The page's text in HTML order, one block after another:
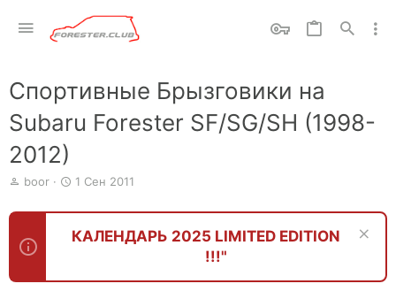
Спортивные Брызговики на
Subaru Forester SF/SG/SH (1998-
2012)
А
т
р
т
boor
Д
т
а
н
1 Сен 2011
КАЛЕНДАРЬ 2025 LIMITED EDITION
!!!"